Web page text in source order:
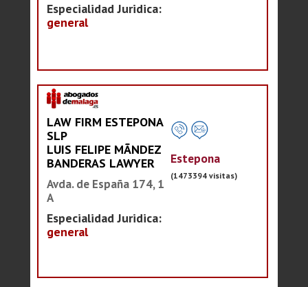
Especialidad Juridica:
general
LAW FIRM ESTEPONA
SLP
LUIS FELIPE MÃNDEZ
BANDERAS LAWYER
Avda. de España 174, 1
A
Especialidad Juridica:
general
Estepona
(1473394 visitas)